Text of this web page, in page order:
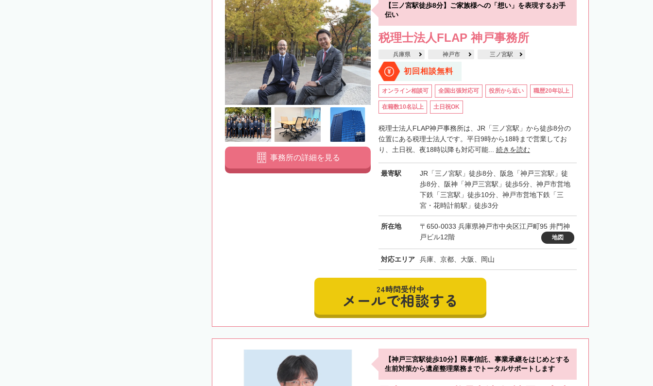
【三ノ宮駅徒歩8分】ご家族様への「想い」を表現するお手
伝い
税理士法人FLAP 神戸事務所
兵庫県 神戸市 三ノ宮駅
初回相談無料
オンライン相談可 全国出張対応可 役所から近い 職歴20年以上
在籍数10名以上 土日祝OK
税理士法人FLAP神戸事務所は、JR「三ノ宮駅」から徒歩8分の
位置にある税理士法人です。平日9時から18時まで営業してお
り、土日祝、夜18時以降も対応可能... 続きを読む
最寄駅
JR「三ノ宮駅」徒歩8分、阪急「神戸三宮駅」徒
歩8分、阪神「神戸三宮駅」徒歩5分、神戸市営地
下鉄「三宮駅」徒歩10分、神戸市営地下鉄「三
宮・花時計前駅」徒歩3分
所在地
〒650-0033 兵庫県神戸市中央区江戸町95 井門神
戸ビル12階
地図
対応エリア 兵庫、京都、大阪、岡山
事務所の詳細を見る
24時間受付中
メールで相談する
【神戸三宮駅徒歩10分】民事信託、事業承継をはじめとする
生前対策から遺産整理業務までトータルサポートします